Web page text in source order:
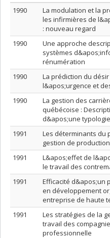
1990
La modulation et la
les infirmières de
: nouveau regard
1990
Une approche
systèmes
rénumération
1990
La prédiction du
l&apos;urgence et
1990
La gestion des
québécoise :
d&apos;une
1991
Les déterminants du
gestion de
1991
L&apos;effet de
le travail des
1991
Efficacité d&apos;un
en développement
entreprise de haute
1991
Les stratégies de la
travail des
professionnelle